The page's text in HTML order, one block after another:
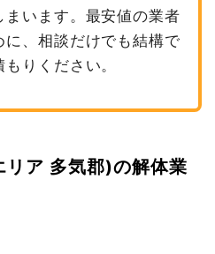
まいます。最安値の業者
に、相談だけでも結構で
りください。
ア 多気郡)の解体業